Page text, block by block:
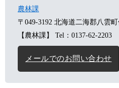
農林課
〒049-3192 北海道二海郡八雲
【農林課】
Tel：0137-62-2203
メールでのお問い合わせ